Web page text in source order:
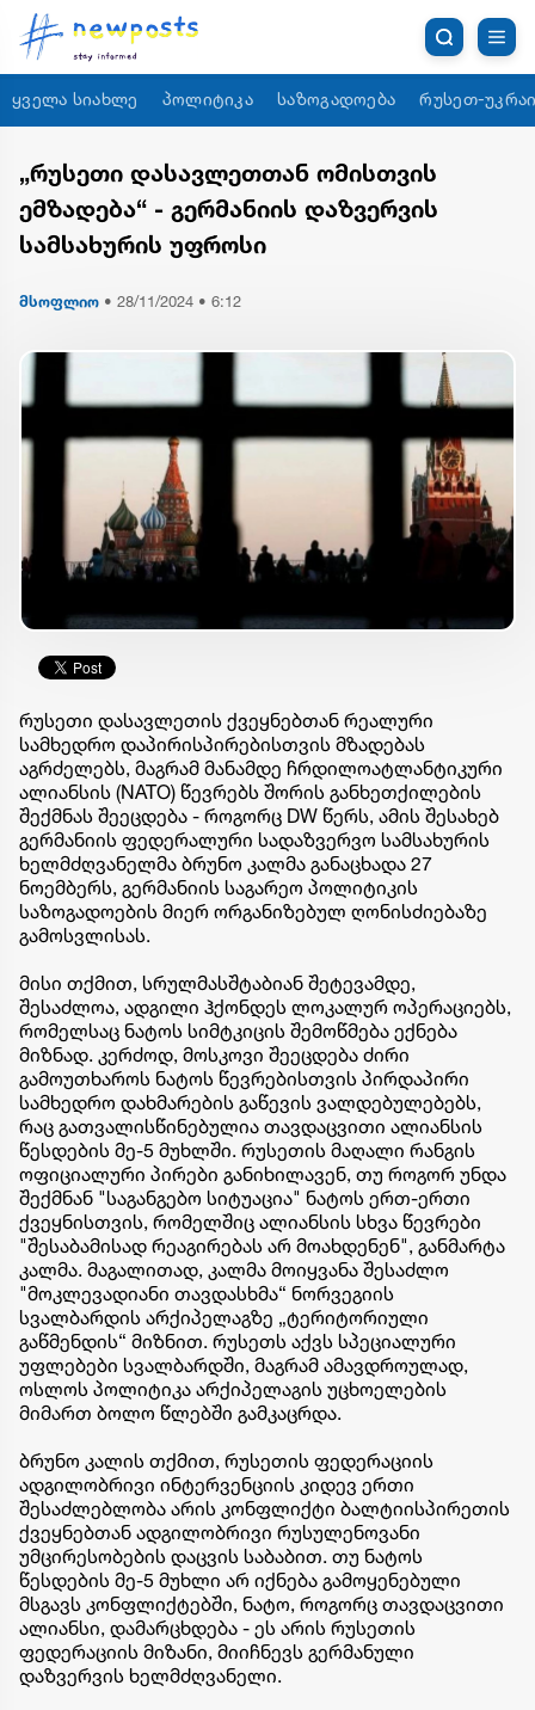
ყველა სიახლე პოლიტიკა საზოგადოება რუსეთ-
„რუსეთი დასავლეთთან ომისთვის
ემზადება“ - გერმანიის დაზვერვის
სამსახურის უფროსი
მსოფლიო • 28/11/2024 • 6:12
რუსეთი დასავლეთის ქვეყნებთან რეალური
სამხედრო დაპირისპირებისთვის მზადებას
აგრძელებს, მაგრამ მანამდე ჩრდილოატლანტიკური
ალიანსის (NATO) წევრებს შორის განხეთქილების
შექმნას შეეცდება - როგორც DW წერს, ამის შესახებ
გერმანიის ფედერალური სადაზვერვო სამსახურის
ხელმძღვანელმა ბრუნო კალმა განაცხადა 27
ნოემბერს, გერმანიის საგარეო პოლიტიკის
საზოგადოების მიერ ორგანიზებულ ღონისძიებაზე
გამოსვლისას.
მისი თქმით, სრულმასშტაბიან შეტევამდე,
შესაძლოა, ადგილი ჰქონდეს ლოკალურ ოპერაციებს,
რომელსაც ნატოს სიმტკიცის შემოწმება ექნება
მიზნად. კერძოდ, მოსკოვი შეეცდება ძირი
გამოუთხაროს ნატოს წევრებისთვის პირდაპირი
სამხედრო დახმარების გაწევის ვალდებულებებს,
რაც გათვალისწინებულია თავდაცვითი ალიანსის
წესდების მე-5 მუხლში. რუსეთის მაღალი რანგის
ოფიციალური პირები განიხილავენ, თუ როგორ უნდა
შექმნან "საგანგებო სიტუაცია" ნატოს ერთ-ერთი
ქვეყნისთვის, რომელშიც ალიანსის სხვა წევრები
"შესაბამისად რეაგირებას არ მოახდენენ", განმარტა
კალმა. მაგალითად, კალმა მოიყვანა შესაძლო
"მოკლევადიანი თავდასხმა“ ნორვეგიის
სვალბარდის არქიპელაგზე „ტერიტორიული
გაწმენდის“ მიზნით. რუსეთს აქვს სპეციალური
უფლებები სვალბარდში, მაგრამ ამავდროულად,
ოსლოს პოლიტიკა არქიპელაგის უცხოელების
მიმართ ბოლო წლებში გამკაცრდა.
ბრუნო კალის თქმით, რუსეთის ფედერაციის
ადგილობრივი ინტერვენციის კიდევ ერთი
შესაძლებლობა არის კონფლიქტი ბალტიისპირეთის
ქვეყნებთან ადგილობრივი რუსულენოვანი
უმცირესობების დაცვის საბაბით. თუ ნატოს
წესდების მე-5 მუხლი არ იქნება გამოყენებული
მსგავს კონფლიქტებში, ნატო, როგორც თავდაცვითი
ალიანსი, დამარცხდება - ეს არის რუსეთის
ფედერაციის მიზანი, მიიჩნევს გერმანული
დაზვერვის ხელმძღვანელი.